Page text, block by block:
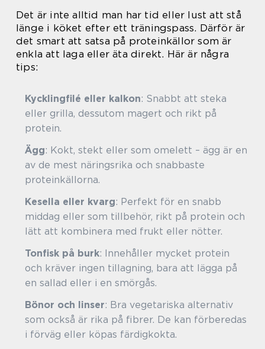
Det är inte alltid man har tid eller lust att stå
länge i köket efter ett träningspass. Därför är
det smart att satsa på proteinkällor som är
enkla att laga eller äta direkt. Här är några
tips:
Kycklingfilé eller kalkon: Snabbt att steka
eller grilla, dessutom magert och rikt på
protein.
Ägg: Kokt, stekt eller som omelett – ägg är en
av de mest näringsrika och snabbaste
proteinkällorna.
Kesella eller kvarg: Perfekt för en snabb
middag eller som tillbehör, rikt på protein och
lätt att kombinera med frukt eller nötter.
Tonfisk på burk: Innehåller mycket protein
och kräver ingen tillagning, bara att lägga på
en sallad eller i en smörgås.
Bönor och linser: Bra vegetariska alternativ
som också är rika på fibrer. De kan förberedas
i förväg eller köpas färdigkokta.